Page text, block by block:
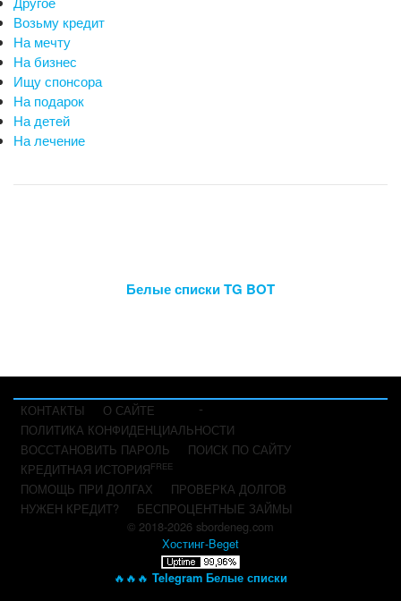
Возьму кредит
На мечту
На бизнес
Ищу спонсора
На подарок
На детей
На лечение
Белые списки TG BOT
-
КОНТАКТЫ
О САЙТЕ
ПОЛИТИКА КОНФИДЕНЦИАЛЬНОСТИ
ВОССТАНОВИТЬ ПАРОЛЬ
ПОИСК ПО САЙТУ
КРЕДИТНАЯ ИСТОРИЯFREE
ПОМОЩЬ ПРИ ДОЛГАХ
ПРОВЕРКА ДОЛГОВ
НУЖЕН КРЕДИТ?
БЕСПРОЦЕНТНЫЕ ЗАЙМЫ
© 2018-2026 sbordeneg.com
Хостинг-Beget
🔥🔥🔥 Telegram Белые списки